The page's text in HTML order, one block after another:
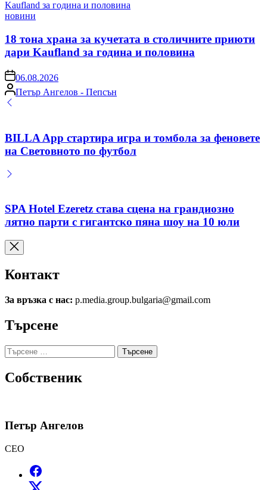
Posted
новини
18 тона храна за кучетата в столичните приюти
дари Kaufland за година и половина
on06.08.2026
Posted
by
Петър Ангелов - Пепсън
BILLA App стартира игра и томбола за феновете
на Световното по футбол
SPA Hotel Ezeretz става сцена на грандиозно
лятно парти с гигантско пяна шоу на 10 юли
Контакт
За връзка с нас: p.media.group.bulgaria@gmail.com
Търсене
Търсене
за:
Собственик
Петър Ангелов
CEO